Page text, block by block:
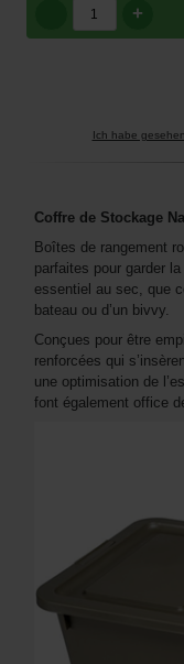
+
Ich habe
Coffre de Stockage
Boîtes de rangement
parfaites pour garder
essentiel au sec, que
bateau ou d’un bivvy.
Conçues pour être
renforcées qui
une optimisation de
font également office